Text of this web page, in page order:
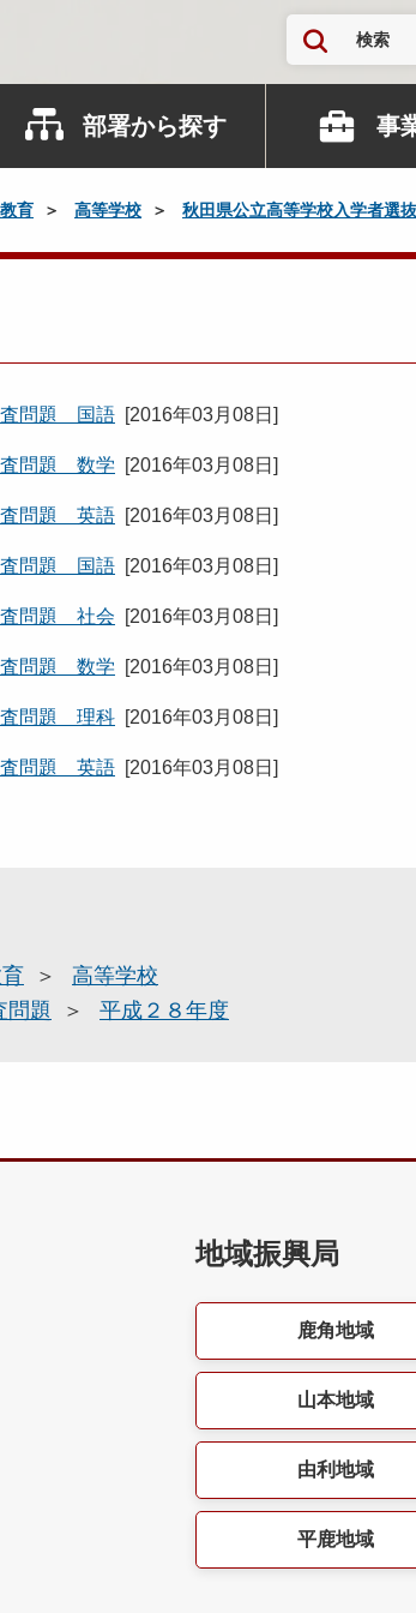
検索
部署から探す 事
育 高等学校 秋田県公立高等学校入学者選
査問題 国語 [2016年03月08日 ]
査問題 数学 [2016年03月08日 ]
査問題 英語 [2016年03月08日 ]
査問題 国語 [2016年03月08日 ]
査問題 社会 [2016年03月08日 ]
査問題 数学 [2016年03月08日 ]
査問題 理科 [2016年03月08日 ]
査問題 英語 [2016年03月08日 ]
高等学校
問題 平成２８年度
地域振興局
鹿角地域
山本地域
由利地域
平鹿地域